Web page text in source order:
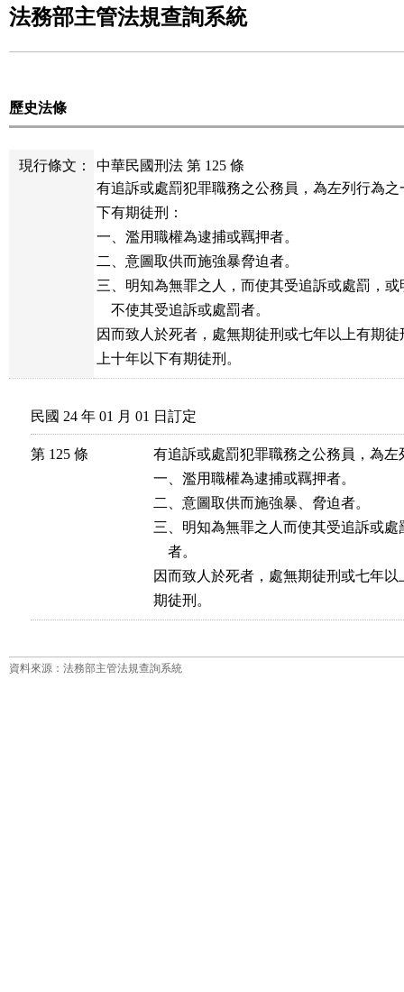
法務部主管法規查詢系統
歷史法條
現行條文：
中華民國刑法 第 125 條
有追訴或處罰犯罪職務之公務員，為左列行為
下有期徒刑：
一、濫用職權為逮捕或羈押者。
二、意圖取供而施強暴脅迫者。
三、明知為無罪之人，而使其受追訴或處罰，
    不使其受追訴或處罰者。
因而致人於死者，處無期徒刑或七年以上有期
上十年以下有期徒刑。
民國 24 年 01 月 01 日訂定
第 125 條
有追訴或處罰犯罪職務之公務員，為
一、濫用職權為逮捕或羈押者。
二、意圖取供而施強暴、脅迫者。
三、明知為無罪之人而使其受追訴或
    者。
因而致人於死者，處無期徒刑或七年
期徒刑。
資料來源：法務部主管法規查詢系統